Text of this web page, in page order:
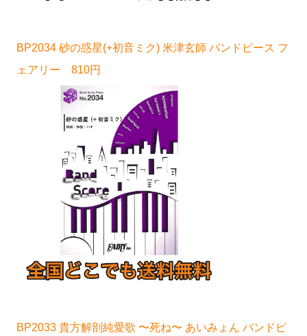
BP2034 砂の惑星(+初音ミク) 米津玄師 バンドピース フ
ェアリー 810円
BP2033 貴方解剖純愛歌 〜死ね〜 あいみょん バンドピ